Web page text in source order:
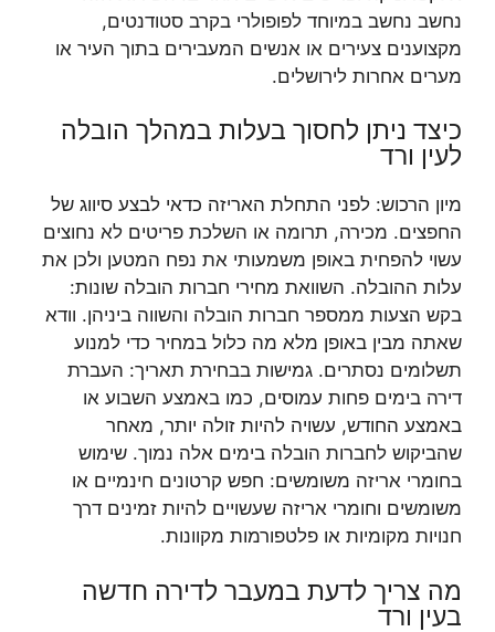
נחשב נחשב במיוחד לפופולרי בקרב סטודנטים,
מקצוענים צעירים או אנשים המעבירים בתוך העיר או
מערים אחרות לירושלים.
כיצד ניתן לחסוך בעלות במהלך הובלה
לעין ורד
מיון הרכוש: לפני התחלת האריזה כדאי לבצע סיווג של
החפצים. מכירה, תרומה או השלכת פריטים לא נחוצים
עשוי להפחית באופן משמעותי את נפח המטען ולכן את
עלות ההובלה. השוואת מחירי חברות הובלה שונות:
בקש הצעות ממספר חברות הובלה והשווה ביניהן. וודא
שאתה מבין באופן מלא מה כלול במחיר כדי למנוע
תשלומים נסתרים. גמישות בבחירת תאריך: העברת
דירה בימים פחות עמוסים, כמו באמצע השבוע או
באמצע החודש, עשויה להיות זולה יותר, מאחר
שהביקוש לחברות הובלה בימים אלה נמוך. שימוש
בחומרי אריזה משומשים: חפש קרטונים חינמיים או
משומשים וחומרי אריזה שעשויים להיות זמינים דרך
חנויות מקומיות או פלטפורמות מקוונות.
מה צריך לדעת במעבר לדירה חדשה
בעין ורד